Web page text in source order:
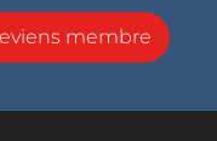
membre